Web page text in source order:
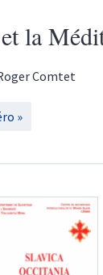
la
Comtet